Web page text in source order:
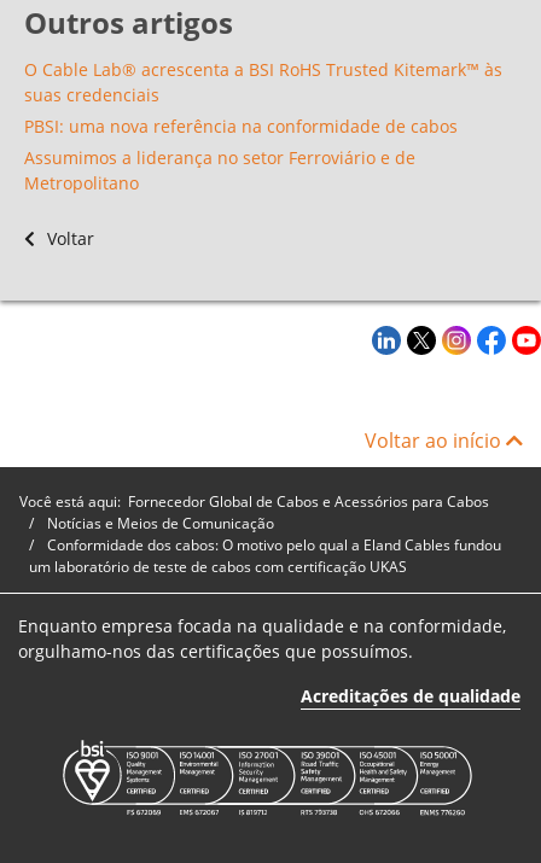
Outros artigos
O Cable Lab® acrescenta a BSI RoHS Trusted Kitemark™ às
suas credenciais
PBSI: uma nova referência na conformidade de cabos
Assumimos a liderança no setor Ferroviário e de
Metropolitano
Voltar
Voltar ao início
Você está aqui: Fornecedor Global de Cabos e Acessórios para Cabos
Notícias e Meios de Comunicação
Conformidade dos cabos: O motivo pelo qual a Eland Cables fundou
um laboratório de teste de cabos com certificação UKAS
Enquanto empresa focada na qualidade e na conformidade,
orgulhamo-nos das certificações que possuímos.
Acreditações de qualidade